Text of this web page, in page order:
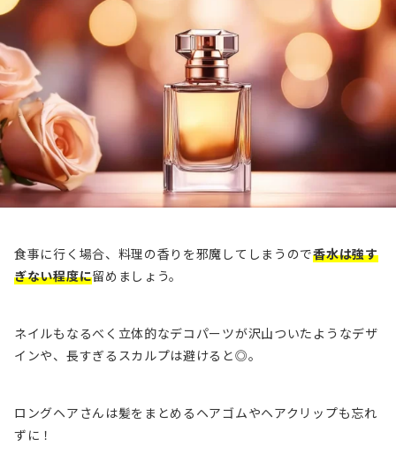
食事に行く場合、料理の香りを邪魔してしまうので香水は強す
ぎない程度に留めましょう。
ネイルもなるべく立体的なデコパーツが沢山ついたようなデザ
インや、長すぎるスカルプは避けると◎。
ロングヘアさんは髪をまとめるヘアゴムやヘアクリップも忘れ
ずに！